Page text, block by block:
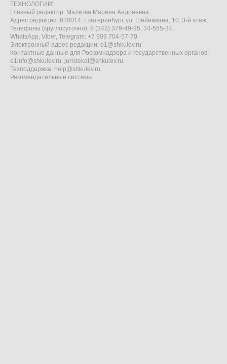
ТЕХНОЛОГИИ"
Главный редактор: Малкова Марина Андреевна
Адрес редакции: 620014, Екатеринбург, ул. Шейнкмана, 10, 3-й этаж,
Телефоны (круглосуточно): 8 (343) 379-49-95, 34-555-34,
WhatsApp, Viber, Telegram: +7 909 704-57-70
Электронный адрес редакции: e1@shkulev.ru
Контактные данные для Роскомнадзора и государственных органов:
e1info@shkulev.ru, juristekat@shkulev.ru
Техподдержка: help@shkulev.ru
Рекомендательные системы